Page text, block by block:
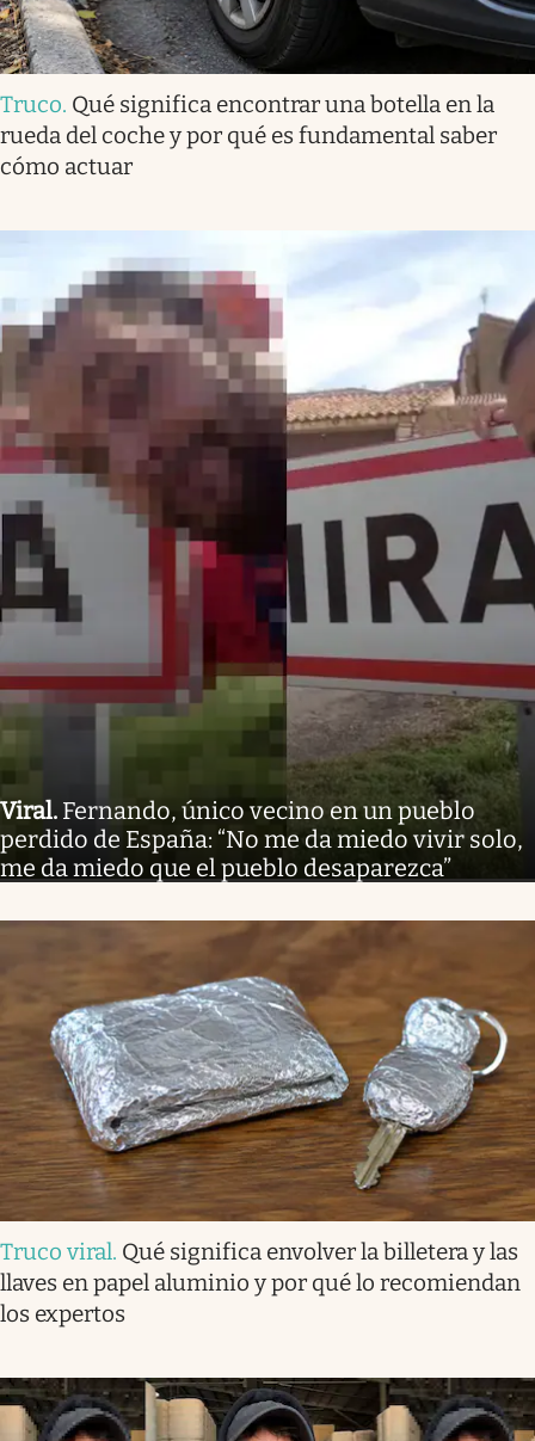
Truco. Qué significa encontrar una botella en la
rueda del coche y por qué es fundamental saber
cómo actuar
Viral. Fernando, único vecino en un pueblo
perdido de España: “No me da miedo vivir solo,
me da miedo que el pueblo desaparezca”
Truco viral. Qué significa envolver la billetera y las
llaves en papel aluminio y por qué lo recomiendan
los expertos